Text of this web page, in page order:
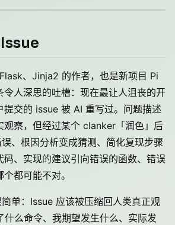
Issue
、Jinja2 的作者，也是新项目 Pi
令人深思的吐槽：现在最让人沮丧的开
提交的 issue 被 AI 重写过。问题描述
观察，但经过某个 clanker「润色」后
、根因分析变成猜测、简化复现步骤
码、实现的建议引向错误的函数、错误
都可能不对。
单：Issue 应该被压缩回人类真正观
么命令、我期望发生什么、实际发